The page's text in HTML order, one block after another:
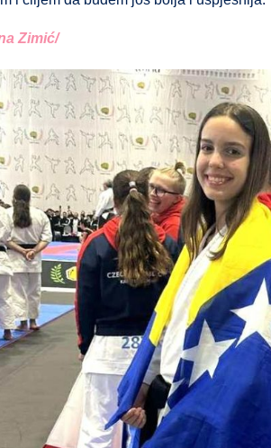
Zimić/